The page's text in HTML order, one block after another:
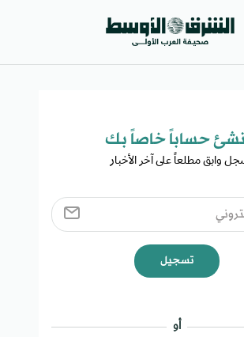
حساباً خاصاً بك​
وابق مطلعاً على آخر الأخبار
تسجيل
أو